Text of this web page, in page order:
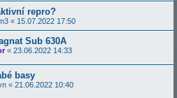
repro?
« 15.07.2022 17:50
Sub 630A
« 23.06.2022 14:33
basy
« 21.06.2022 10:40